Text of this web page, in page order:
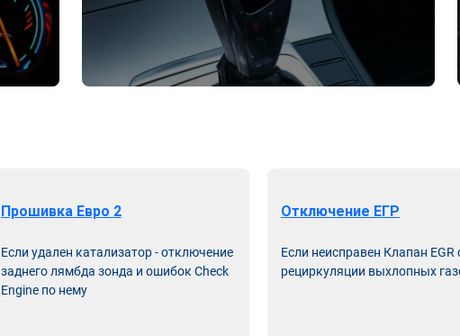
Прошивка Евро 2
Если удален катализатор - отключение
заднего лямбда зонда и ошибок Check
Engine по нему
Отключение ЕГР
Если неисправен Клапан EGR
рециркуляции выхлопных